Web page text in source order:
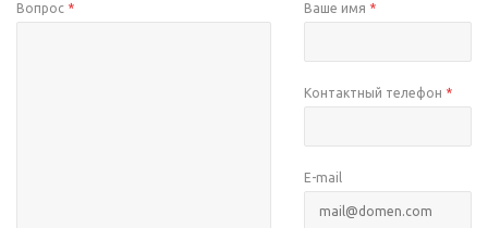
Вопрос * Ваше имя *
Контактный телефон *
E-mail